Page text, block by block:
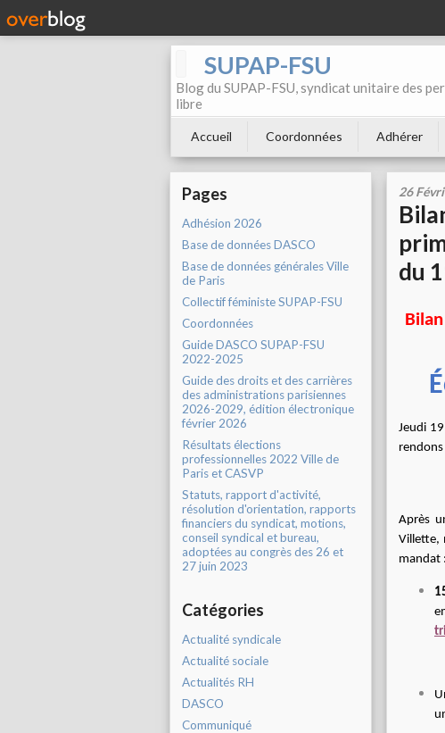
SUPAP-FSU
Blog du SUPAP-FSU, syndicat unitaire des
libre
Accueil Coordonnées Adhérer
Pages
Adhésion 2026
Base de données DASCO
Base de données générales Ville
de Paris
Collectif féministe SUPAP-FSU
Coordonnées
Guide DASCO SUPAP-FSU
2022-2025
Guide des droits et des carrières
des administrations parisiennes
2026-2029, édition électronique
février 2026
Résultats élections
professionnelles 2022 Ville de
Paris et CASVP
Statuts, rapport d'activité,
résolution d'orientation, rapports
financiers du syndicat, motions,
conseil syndical et bureau,
adoptées au congrès des 26 et
27 juin 2023
Catégories
Actualité syndicale
Actualité sociale
Actualités RH
DASCO
Communiqué
26
du
Jeudi
Après
Villette,
mandat :